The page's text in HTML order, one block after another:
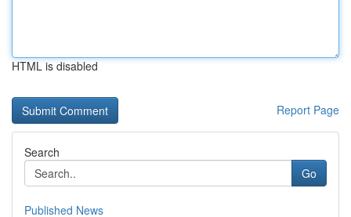
HTML is disabled
Report Page
Search
Go
Published News